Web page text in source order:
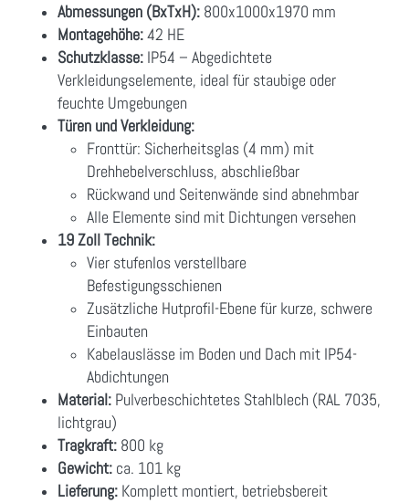
Abmessungen (BxTxH): 800x1000x1970 mm
Montagehöhe:42 HE
Schutzklasse: IP54 – Abgedichtete
Verkleidungselemente, ideal für staubige oder
feuchte Umgebungen
Türen und Verkleidung:
Fronttür: Sicherheitsglas (4 mm) mit
Drehhebelverschluss, abschließbar
Rückwand und Seitenwände sind abnehmbar
Alle Elemente sind mit Dichtungen versehen
19 Zoll Technik:
Vier stufenlos verstellbare
Befestigungsschienen
Zusätzliche Hutprofil-Ebene für kurze, schwere
Einbauten
Kabelauslässe im Boden und Dach mit IP54-
Abdichtungen
Material: Pulverbeschichtetes Stahlblech (RAL 7035,
lichtgrau)
Tragkraft: 800 kg
Gewicht: ca. 101 kg
Lieferung: Komplett montiert, betriebsbereit